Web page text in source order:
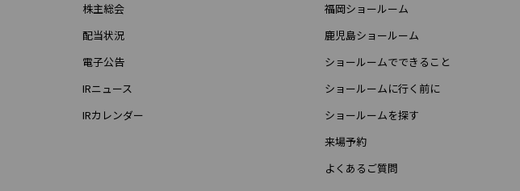
株主総会
配当状況
電子公告
IRニュース
IRカレンダー
福岡ショールーム
鹿児島ショールーム
ショールームでできること
ショールームに行く前に
ショールームを探す
来場予約
よくあるご質問